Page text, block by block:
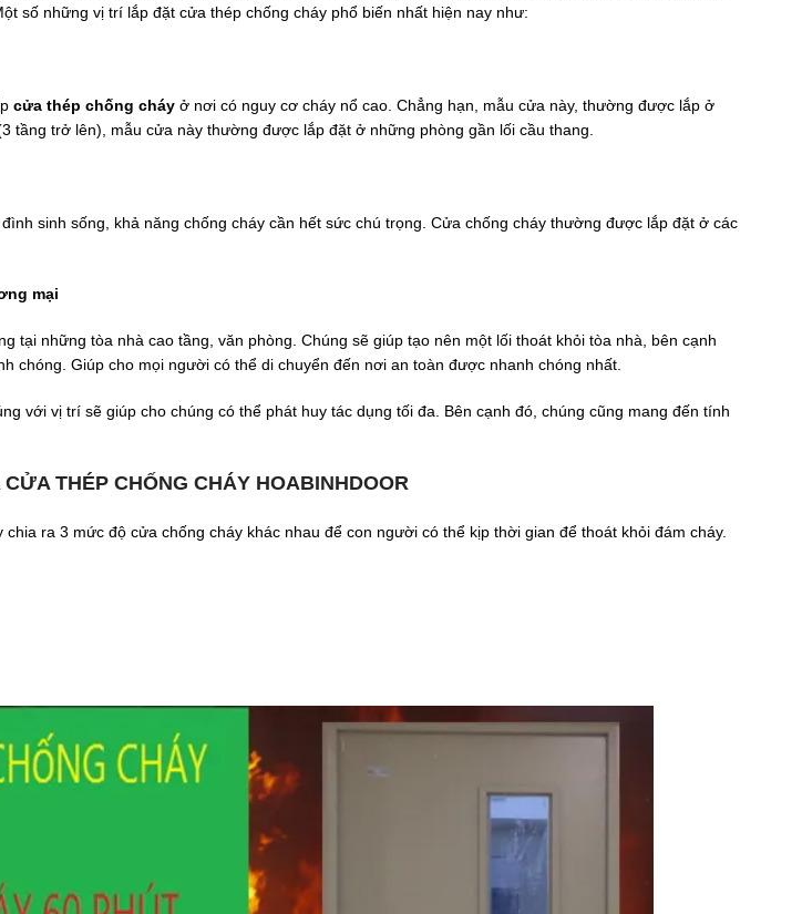
số những vị trí lắp đặt cửa thép chống cháy phổ biến nhất hiện nay như:
cửa thép chống cháy ở nơi có nguy cơ cháy nổ cao. Chẳng hạn, mẫu cửa này, thường được lắp ở
tầng trở lên), mẫu cửa này thường được lắp đặt ở những phòng gần lối cầu thang.
sinh sống, khả năng chống cháy cần hết sức chú trọng. Cửa chống cháy thường được lắp đặt ở các
mại
tại những tòa nhà cao tầng, văn phòng. Chúng sẽ giúp tạo nên một lối thoát khỏi tòa nhà, bên cạnh
chóng. Giúp cho mọi người có thể di chuyển đến nơi an toàn được nhanh chóng nhất.
với vị trí sẽ giúp cho chúng có thể phát huy tác dụng tối đa. Bên cạnh đó, chúng cũng mang đến tính
THÉP CHỐNG CHÁY HOABINHDOOR
ra 3 mức độ cửa chống cháy khác nhau để con người có thể kịp thời gian để thoát khỏi đám cháy.